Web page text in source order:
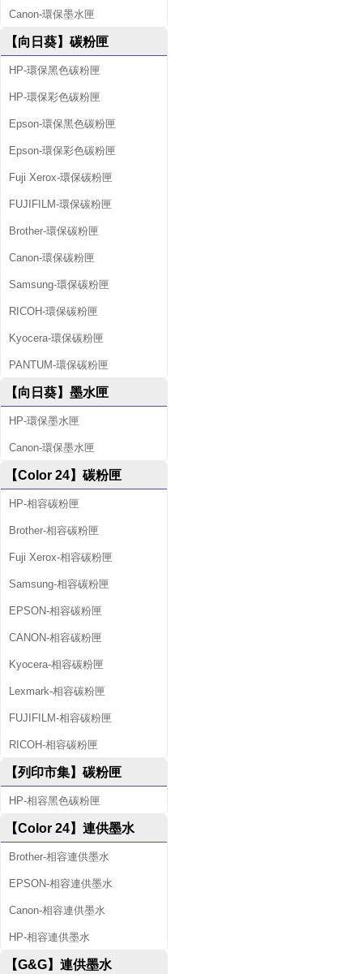
Canon-環保墨水匣
【向日葵】碳粉匣
HP-環保黑色碳粉匣
HP-環保彩色碳粉匣
Epson-環保黑色碳粉匣
Epson-環保彩色碳粉匣
Fuji Xerox-環保碳粉匣
FUJIFILM-環保碳粉匣
Brother-環保碳粉匣
Canon-環保碳粉匣
Samsung-環保碳粉匣
RICOH-環保碳粉匣
Kyocera-環保碳粉匣
PANTUM-環保碳粉匣
【向日葵】墨水匣
HP-環保墨水匣
Canon-環保墨水匣
【Color 24】碳粉匣
HP-相容碳粉匣
Brother-相容碳粉匣
Fuji Xerox-相容碳粉匣
Samsung-相容碳粉匣
EPSON-相容碳粉匣
CANON-相容碳粉匣
Kyocera-相容碳粉匣
Lexmark-相容碳粉匣
FUJIFILM-相容碳粉匣
RICOH-相容碳粉匣
【列印市集】碳粉匣
HP-相容黑色碳粉匣
【Color 24】連供墨水
Brother-相容連供墨水
EPSON-相容連供墨水
Canon-相容連供墨水
HP-相容連供墨水
【G&G】連供墨水